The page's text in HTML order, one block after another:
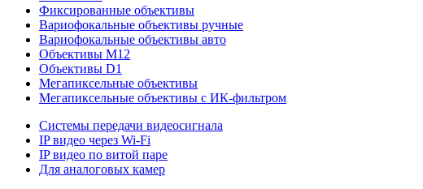
Фиксированные объективы
Вариофокальные объективы ручные
Вариофокальные объективы авто
Объективы М12
Объективы D1
Мегапиксельные объективы
Мегапиксельные объективы с ИК-фильтром
Системы передачи видеосигнала
IP видео через Wi-Fi
IP видео по витой паре
Для аналоговых камер